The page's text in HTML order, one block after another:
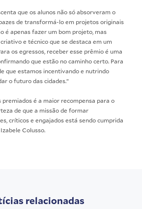
que os alunos não só absorveram o
de transformá-lo em projetos originais
é apenas fazer um bom projeto, mas
e técnico que se destaca em um
os egressos, receber esse prêmio é uma
que estão no caminho certo. Para
que estamos incentivando e nutrindo
o futuro das cidades.”
premiados é a maior recompensa para o
de que a missão de formar
críticos e engajados está sendo cumprida
Colusso.
relacionadas